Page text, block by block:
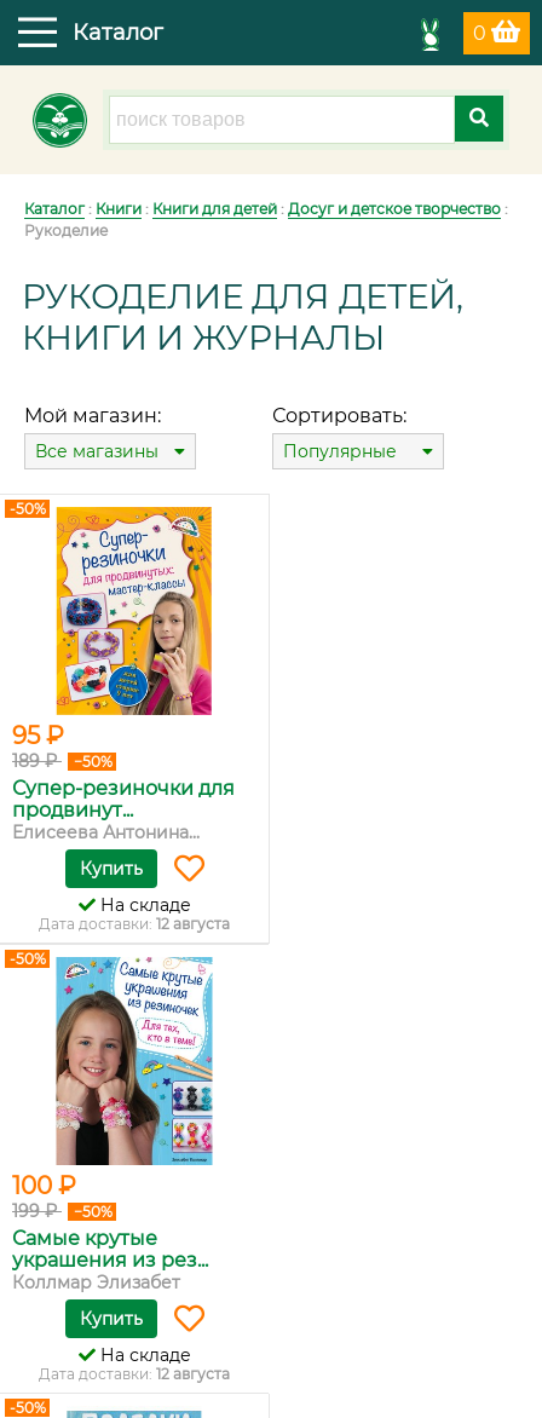
0
Каталог
Каталог: Книги : Книги для детей : Досуг и детское творчество :
Рукоделие
РУКОДЕЛИЕ ДЛЯ ДЕТЕЙ,
КНИГИ И ЖУРНАЛЫ
Мой магазин:
Все магазины
Сортировать:
Популярные
-50%
95 ₽
189 ₽ −50%
Супер-резиночки для
продвинут...
Елисеева Антонина...
Купить
На складе
Дата доставки: 12 августа
-50%
100 ₽
199 ₽ −50%
Самые крутые
украшения из рез...
Коллмар Элизабет
Купить
На складе
Дата доставки: 12 августа
-50%